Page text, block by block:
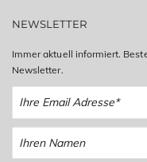
NEWSLETTER
Immer aktuell informiert.
Newsletter.